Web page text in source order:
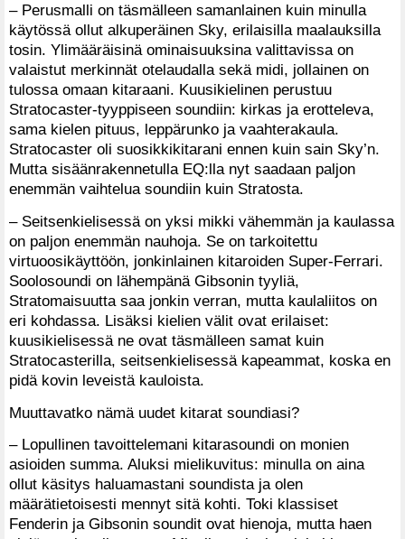
– Perusmalli on täsmälleen samanlainen kuin minulla
käytössä ollut alkuperäinen Sky, erilaisilla maalauksilla
tosin. Ylimääräisinä ominaisuuksina valittavissa on
valaistut merkinnät otelaudalla sekä midi, jollainen on
tulossa omaan kitaraani. Kuusikielinen perustuu
Stratocaster-tyyppiseen soundiin: kirkas ja erotteleva,
sama kielen pituus, leppärunko ja vaahterakaula.
Stratocaster oli suosikkikitarani ennen kuin sain Sky’n.
Mutta sisäänrakennetulla EQ:lla nyt saadaan paljon
enemmän vaihtelua soundiin kuin Stratosta.
– Seitsenkielisessä on yksi mikki vähemmän ja kaulassa
on paljon enemmän nauhoja. Se on tarkoitettu
virtuoosikäyttöön, jonkinlainen kitaroiden Super-Ferrari.
Soolosoundi on lähempänä Gibsonin tyyliä,
Stratomaisuutta saa jonkin verran, mutta kaulaliitos on
eri kohdassa. Lisäksi kielien välit ovat erilaiset:
kuusikielisessä ne ovat täsmälleen samat kuin
Stratocasterilla, seitsenkielisessä kapeammat, koska en
pidä kovin leveistä kauloista.
Muuttavatko nämä uudet kitarat soundiasi?
– Lopullinen tavoittelemani kitarasoundi on monien
asioiden summa. Aluksi mielikuvitus: minulla on aina
ollut käsitys haluamastani soundista ja olen
määrätietoisesti mennyt sitä kohti. Toki klassiset
Fenderin ja Gibsonin soundit ovat hienoja, mutta haen